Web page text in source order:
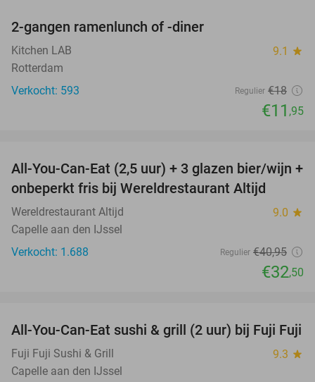
2-gangen ramenlunch of -diner
Kitchen LAB 9.1 star
Rotterdam
Verkocht: 593
Regulier €18
€11 ,95
21%
All-You-Can-Eat (2,5 uur) + 3 glazen bier/wijn +
onbeperkt fris bij Wereldrestaurant Altijd
Wereldrestaurant Altijd 9.0 star
Capelle aan den IJssel
Verkocht: 1.688
Regulier €40,95
€32,50
21%
All-You-Can-Eat sushi & grill (2 uur) bij Fuji Fuji
Fuji Fuji Sushi & Grill 9.3 star
Capelle aan den IJssel